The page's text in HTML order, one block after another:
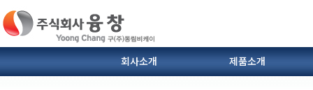
회사소개 제품소개